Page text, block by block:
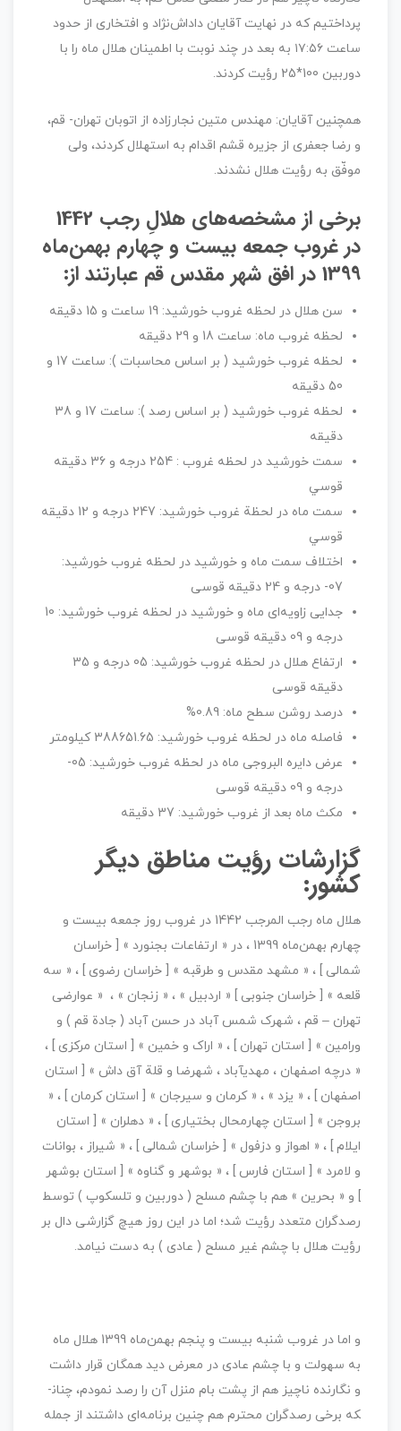
پرداختیم که در نهایت آقایان داداش‌نژاد و افتخاری از حدود
ساعت ۱۷:۵۶ به بعد در چند نوبت با اطمینان هلال ماه را با
دوربین 100*25 رؤیت کردند.
همچنین آقایان: مهندس متین نجارزاده از اتوبان تهران- قم،
و رضا جعفری از جزیره قشم اقدام به استهلال کردند، ولی
موفّق به رؤیت هلال نشدند.
برخی از مشخصه‌های هلالِ رجب 1442
در غروب جمعه بیست و چهارم بهمن­‌ماه
1399 در افق شهر مقدس قم عبارتند از:
سن هلال در لحظه غروب خورشيد: 19 ساعت و 15 دقيقه
لحظه غروب ماه: ساعت 18 و 29 دقيقه
لحظه غروب خورشيد ( بر اساس محاسبات ): ساعت 17 و
50 دقيقه
لحظه غروب خورشيد ( بر اساس رصد ): ساعت 17 و 38
دقيقه
سمت خورشيد در لحظه غروب : 254 درجه و 36 دقيقه
قوسي
سمت ماه در لحظة غروب خورشيد: 247 درجه و 12 دقيقه
قوسي
اختلاف سمت ماه و خورشيد در لحظه غروب خورشيد:
07- درجه و 24 دقيقه قوسی
جدايی زاويه‌ای ماه و خورشيد در لحظه غروب خورشيد: 10
درجه و 09 دقيقه قوسی
ارتفاع هلال در لحظه غروب خورشيد: 05 درجه و 35
دقيقه قوسی
درصد روشن سطح ماه: 0.89%
فاصله ماه در لحظه غروب خورشيد: 388651.65 کيلومتر
عرض دايره البروجی ماه در لحظه غروب خورشيد: 05-
درجه و 09 دقيقه قوسی
مکث ماه بعد از غروب خورشيد: 37 دقيقه
گزارشات رؤیت مناطق دیگر
کشور:
هلال ماه رجب المرجب 1442 در غروب روز جمعه بیست و
چهارم بهمن­‌ماه 1399 ، در « ارتفاعات بجنورد » [ خراسان
شمالی ] ، « مشهد مقدس و طرقبه » [ خراسان رضوی ] ، « سه
قلعه » [ خراسان جنوبی ] « اردبیل » ، « زنجان » ، « عوارضی
تهران – قم ، شهرک شمس آباد در حسن آباد ( جادة قم ) و
ورامین » [ استان تهران ] ، « اراک و خمین » [ استان مرکزی ] ،
« درچه اصفهان ، مهدی­آباد ، شهرضا و قلة آق داش » [ استان
اصفهان ] ، « یزد » ، « کرمان و سیرجان » [ استان کرمان ] ، «
بروجن » [ استان چهارمحال بختیاری ] ، « دهلران » [ استان
ایلام ] ، « اهواز و دزفول » [ خراسان شمالی ] ، « شیراز ، بوانات
و لامرد » [ استان فارس ] ، « بوشهر و گناوه » [ استان بوشهر
] و « بحرین » هم با چشم مسلح ( دوربین و تلسکوپ ) توسط
رصدگران متعدد رؤیت شد؛ اما در این روز هیچ گزارشی دال بر
رؤیت هلال با چشم غیر مسلح ( عادی ) به دست نیامد.
و اما در غروب شنبه بیست و پنجم بهمن­‌ماه 1399 هلال ماه
به سهولت و با چشم عادی در معرض دید همگان قرار داشت
و نگارنده ناچیز هم از پشت بام منزل آن را رصد نمودم، چنان­
که برخی رصدگران محترم هم چنین برنامه‌­ای داشتند از جمله